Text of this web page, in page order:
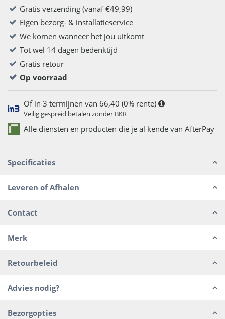
Gratis verzending (vanaf €49,99)
Eigen bezorg- & installatieservice
We komen wanneer het jou uitkomt
Tot wel 14 dagen bedenktijd
Gratis retour
Op voorraad
Of in 3 termijnen van 66,40 (0% rente)
Veilig gespreid betalen zonder BKR
Alle diensten en producten die je al kende van AfterPay
Specificaties
Leveren of Afhalen
Contact
Merk
Retourbeleid
Advies nodig?
Bezorgopties